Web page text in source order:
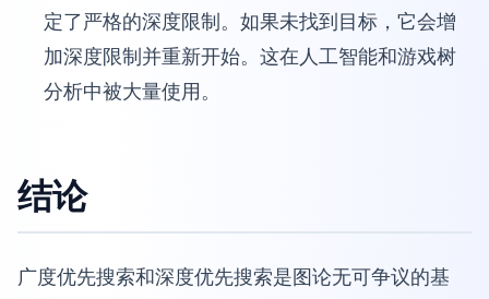
定了严格的深度限制。如果未找到目标，它会增
加深度限制并重新开始。这在人工智能和游戏树
分析中被大量使用。
结论
广度优先搜索和深度优先搜索是图论无可争议的基